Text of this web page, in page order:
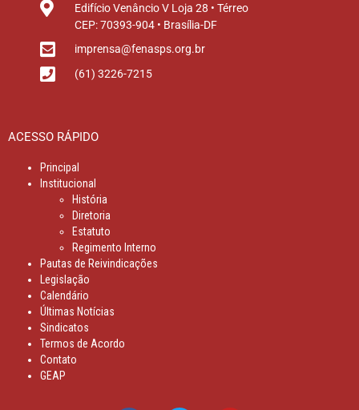
Edifício Venâncio V Loja 28 • Térreo
CEP: 70393-904 • Brasília-DF
imprensa@fenasps.org.br
(61) 3226-7215
ACESSO RÁPIDO
Principal
Institucional
História
Diretoria
Estatuto
Regimento Interno
Pautas de Reivindicações
Legislação
Calendário
Últimas Notícias
Sindicatos
Termos de Acordo
Contato
GEAP